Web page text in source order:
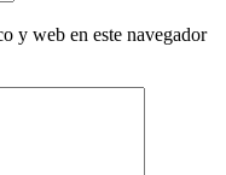
y web en este navegador